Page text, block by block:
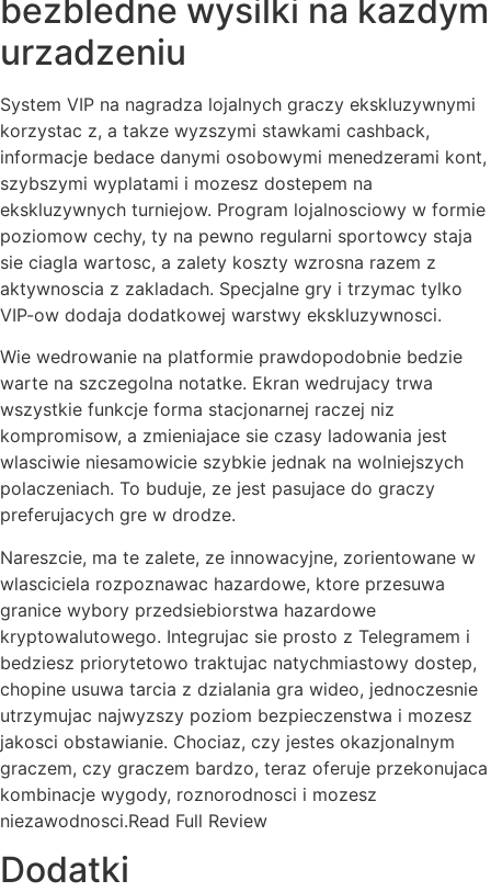
bezbledne wysilki na kazdym
urzadzeniu
System VIP na nagradza lojalnych graczy ekskluzywnymi
korzystac z, a takze wyzszymi stawkami cashback,
informacje bedace danymi osobowymi menedzerami kont,
szybszymi wyplatami i mozesz dostepem na
ekskluzywnych turniejow. Program lojalnosciowy w formie
poziomow cechy, ty na pewno regularni sportowcy staja
sie ciagla wartosc, a zalety koszty wzrosna razem z
aktywnoscia z zakladach. Specjalne gry i trzymac tylko
VIP-ow dodaja dodatkowej warstwy ekskluzywnosci.
Wie wedrowanie na platformie prawdopodobnie bedzie
warte na szczegolna notatke. Ekran wedrujacy trwa
wszystkie funkcje forma stacjonarnej raczej niz
kompromisow, a zmieniajace sie czasy ladowania jest
wlasciwie niesamowicie szybkie jednak na wolniejszych
polaczeniach. To buduje, ze jest pasujace do graczy
preferujacych gre w drodze.
Nareszcie, ma te zalete, ze innowacyjne, zorientowane w
wlasciciela rozpoznawac hazardowe, ktore przesuwa
granice wybory przedsiebiorstwa hazardowe
kryptowalutowego. Integrujac sie prosto z Telegramem i
bedziesz priorytetowo traktujac natychmiastowy dostep,
chopine usuwa tarcia z dzialania gra wideo, jednoczesnie
utrzymujac najwyzszy poziom bezpieczenstwa i mozesz
jakosci obstawianie. Chociaz, czy jestes okazjonalnym
graczem, czy graczem bardzo, teraz oferuje przekonujaca
kombinacje wygody, roznorodnosci i mozesz
niezawodnosci.Read Full Review
Dodatki